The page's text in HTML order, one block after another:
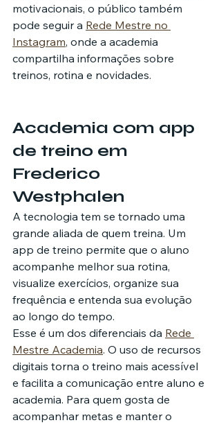
motivacionais, o público também
pode seguir a Rede Mestre no
Instagram, onde a academia
compartilha informações sobre
treinos, rotina e novidades.
Academia com app
de treino em
Frederico
Westphalen
A tecnologia tem se tornado uma
grande aliada de quem treina. Um
app de treino permite que o aluno
acompanhe melhor sua rotina,
visualize exercícios, organize sua
frequência e entenda sua evolução
ao longo do tempo.
Esse é um dos diferenciais da Rede
Mestre Academia. O uso de recursos
digitais torna o treino mais acessível
e facilita a comunicação entre aluno e
academia. Para quem gosta de
acompanhar metas e manter o